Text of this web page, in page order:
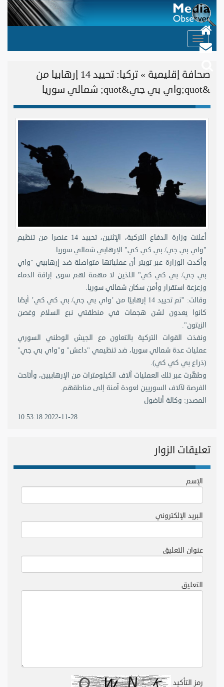
Toggle
navigation
صحافة إقليمية » تركيا: تحييد 14 إرهابيا من
&quot;واي بي جي&quot; شمالي سوريا
أعلنت وزارة الدفاع التركية، الإثنين، تحييد 14 عنصرا من تنظيم
"واي بي جي/ بي كي كي" الإرهابي شمالي سوريا.
وأكدت الوزارة عبر تويتر أن عملياتها متواصلة ضد إرهابيي "واي
بي جي/ بي كي كي" اللذين لا مهمة لهم سوى إراقة الدماء
وزعزعة استقرار وأمن سكان شمالي سوريا.
وقالت: "تم تحييد 14 إرهابيًا من ’واي بي جي/ بي كي كي’ أيضًا
كانوا يعدون لشن هجمات في منطقتي نبع السلام وغصن
الزيتون".
ونفذت القوات التركية بالتعاون مع الجيش الوطني السوري
عمليات عدة شمالي سوريا، ضد تنظيمي "داعش" و"واي بي جي"
(ذراع بي كي كي).
وطهّرت عبر تلك العمليات آلاف الكيلومترات من الإرهابيين، وأتاحت
الفرصة لآلاف السوريين لعودة آمنة إلى مناطقهم.​​​​​​​
المصدر: وكالة أناضول
2022-11-28 10:53:18
تعليقات الزوار
الإسم
البريد الإلكتروني
عنوان التعليق
التعليق
رمز التأكيد